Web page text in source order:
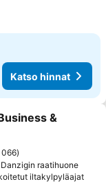
Katso hinnat
&
066
raatihuone
iltakylpyläajat